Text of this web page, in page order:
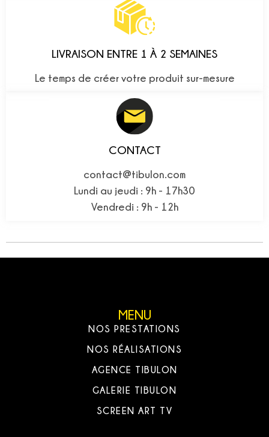
LIVRAISON ENTRE 1 À 2 SEMAINES
Le temps de créer votre produit sur-mesure
CONTACT
contact@tibulon.com
Lundi au jeudi : 9h - 17h30
Vendredi : 9h - 12h
MENU
NOS PRESTATIONS
NOS RÉALISATIONS
AGENCE TIBULON
GALERIE TIBULON
SCREEN ART TV